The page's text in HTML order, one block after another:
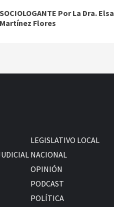
SOCIOLOGANTE Por La Dra. Elsa
Martínez Flores
LEGISLATIVO LOCAL
NACIONAL
OPINIÓN
PODCAST
POLÍTICA